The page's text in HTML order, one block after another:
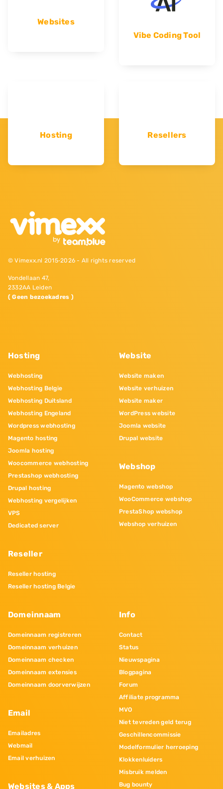
Websites
Vibe Coding Tool
Hosting Resellers
© Vimexx.nl 2015‐2026 - All rights reserved
Vondellaan 47,
2332AA Leiden
( Geen bezoekadres )
Hosting
Webhosting
Webhosting Belgie
Webhosting Duitsland
Webhosting Engeland
Wordpress webhosting
Magento hosting
Joomla hosting
Woocommerce webhosting
Prestashop webhosting
Drupal hosting
Webhosting vergelijken
VPS
Dedicated server
Reseller
Reseller hosting
Reseller hosting Belgie
Website
Website maken
Website verhuizen
Website maker
WordPress website
Joomla website
Drupal website
Webshop
Magento webshop
WooCommerce webshop
PrestaShop webshop
Webshop verhuizen
Domeinnaam
Domeinnaam registreren
Domeinnaam verhuizen
Domeinnaam checken
Domeinnaam extensies
Domeinnaam doorverwijzen
Email
Emailadres
Webmail
Email verhuizen
Websites & Apps
Info
Contact
Status
Nieuwspagina
Blogpagina
Forum
Affiliate programma
MVO
Niet tevreden geld terug
Geschillencommissie
Modelformulier herroeping
Klokkenluiders
Misbruik melden
Bug bounty